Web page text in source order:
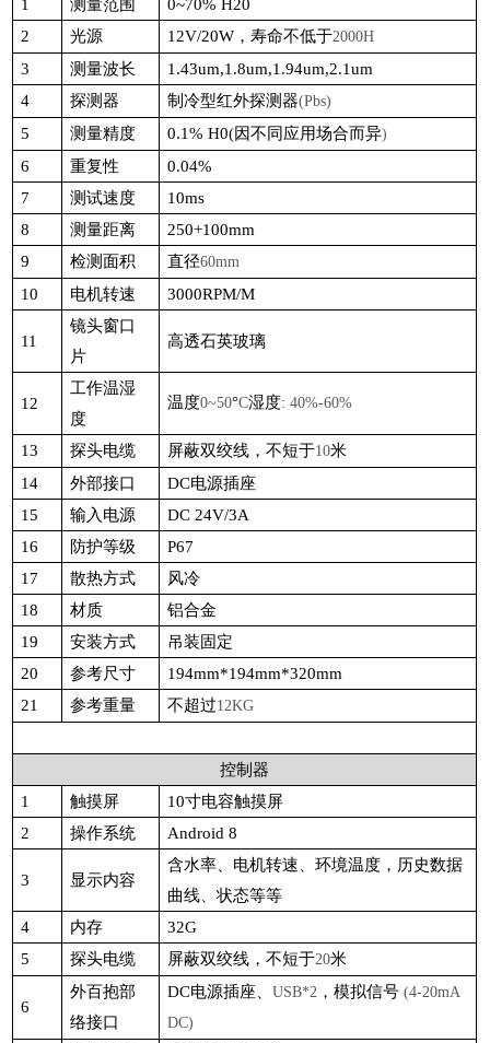
1 测量范围
0~70% H20
2
光源 12V/20W ，寿命不低于2000H
3 测量波长
1.43um,1.8um,1.94um,2.1um
4
探测器 制冷型红外探测器(Pbs)
5 测量精度 0.1% H0(因不同应用场合而异)
6 重复性
0.04%
7
测试速度
10ms
8
测量距离
250+100mm
9
检测面积 直径60mm
10 电机转速 3000RPM/M
11
镜头窗口
片
高透石英玻璃
12
工作温湿
度
温度0~50°C湿度: 40%-60%
13 探头电缆 屏蔽双绞线，不短于10米
14
外部接口 DC电源插座
15
输入电源
DC 24V/3A
16
防护等级
P67
17
散热方式
风冷
18
材质
铝合金
19
安装方式
吊装固定
20
参考尺寸
194mm*194mm*320mm
21
参考重量 不超过12KG
控制器
1
触摸屏 10寸电容触摸屏
2
操作系统 Android 8
3 显示内容
含水率、电机转速、环境温度，历史数据
曲线、状态等等
4
内存
32G
5
探头电缆 屏蔽双绞线，不短于20米
6
外百抱部
络接口
DC电源插座、USB*2 ，模拟信号 (4-20mA
DC)